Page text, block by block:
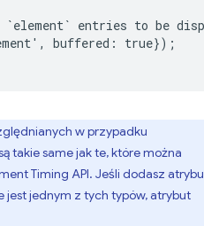
entries to be
buffered: true});
w przypadku
takie same jak te, które można
Timing API. Jeśli dodasz
jest jednym z tych typów, atrybut